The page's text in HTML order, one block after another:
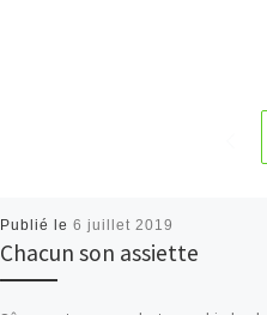
Publié le 6 juillet 2019
Chacun son assiette